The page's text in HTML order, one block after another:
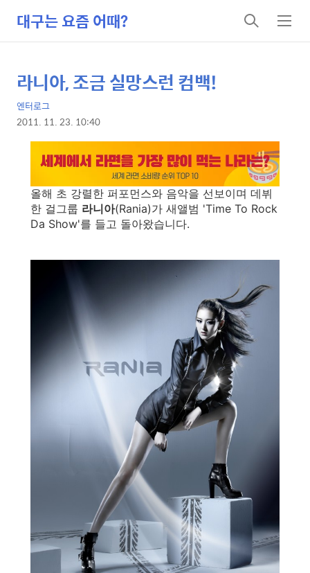
대구는 요즘 어때?
검
색
메
뉴
상
세
컨
본
제
목
라니아, 조금 실망스런 컴백!
엔터로그
2011. 11. 23. 10:40
올해 초 강렬한 퍼포먼스와 음악을 선보이며 데뷔
한 걸그룹 라니아(Rania)가 새앨범 'Time To Rock
Da Show'를 들고 돌아왔습니다.